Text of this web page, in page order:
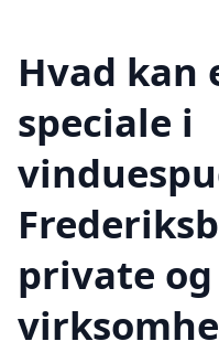
Hvad kan
speciale i
private og